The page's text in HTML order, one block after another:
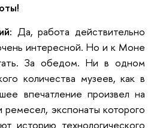
Да, работа действительно
интересной. Но и к Моне
За обедом. Ни в одном
количества музеев, как в
впечатление произвел на
экспонаты которого
историю технологического